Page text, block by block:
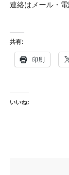
連絡はメール・
共有:
印刷
いいね: